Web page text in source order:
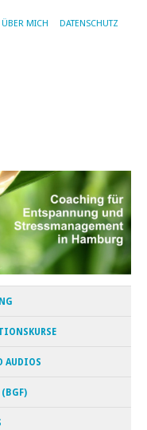
ÜBER MICH DATENSCHUTZ
AUDIOS
(BGF)